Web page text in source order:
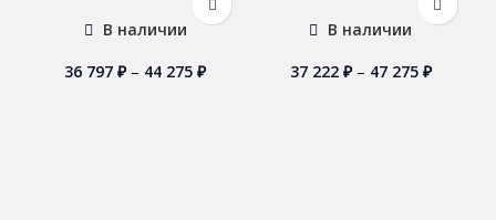
В наличии
36 797 ₽ – 44 275 ₽
В наличии
37 222 ₽ – 47 275 ₽